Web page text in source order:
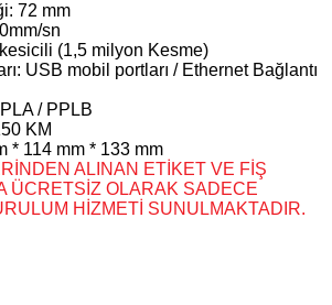
72 mm
sn
(1,5 milyon Kesme)
USB mobil portları / Ethernet Bağlantı
/ PPLB
KM
* 114 mm * 133 mm
ALINAN ETİKET VE FİŞ
ÜCRETSİZ OLARAK SADECE
HİZMETİ SUNULMAKTADIR.